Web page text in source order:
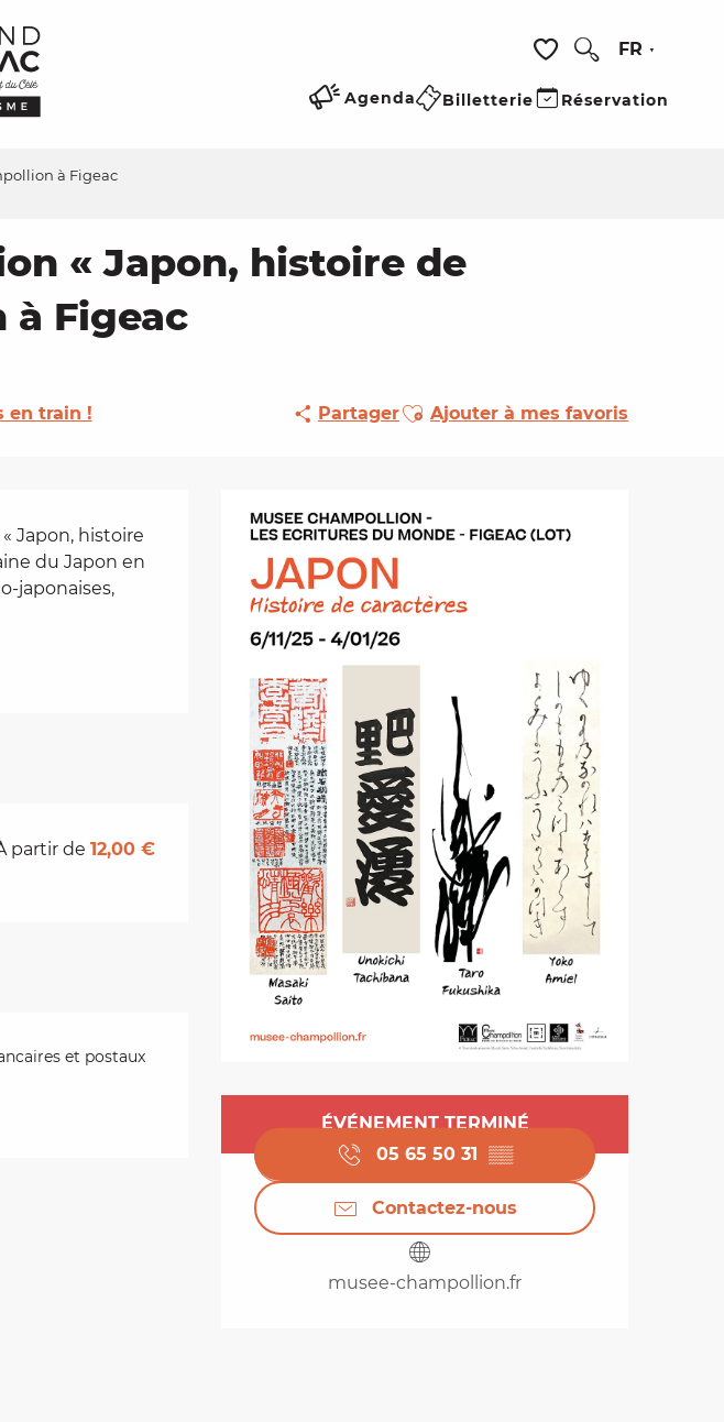
Voir les favoris
FR
Agenda Billetterie Réservation
à Figeac
« Japon, histoire de
à Figeac
en train ! PartagerAjouter aux favoris
Ajouter à mes favoris
Ouverture et
ÉVÉNEMENT TERMINÉ
05 65 50 31 ▒▒
Contactez-nous
musee-champollion.fr
Japon, histoire
du Japon en
japonaises,
partir de12,00 €
et postaux